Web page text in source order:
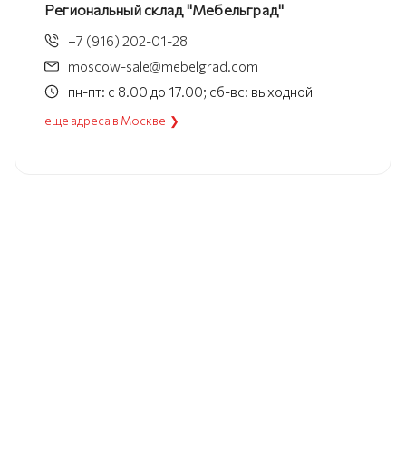
Региональный склад "Мебельград"
+7 (916) 202-01-28
moscow-sale@mebelgrad.com
пн-пт: с 8.00 до 17.00; сб-вс: выходной
еще адреса в Москве ❯